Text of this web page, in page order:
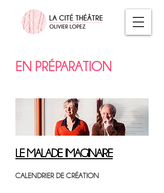
EN PRÉPARATION
LE MALADE IMAGINAIRE
CALENDRIER DE CRÉATION​